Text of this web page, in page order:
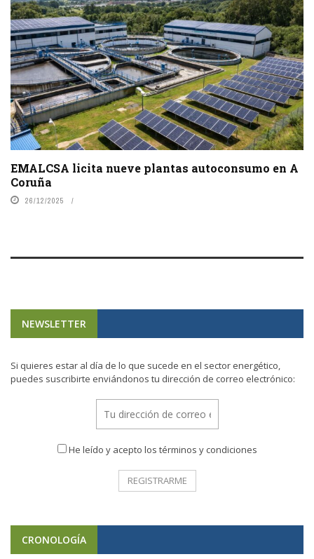
EMALCSA licita nueve plantas autoconsumo en A
Coruña
26/12/2025
NEWSLETTER
Si quieres estar al día de lo que sucede en el sector energético,
puedes suscribirte enviándonos tu dirección de correo electrónico:
He leído y acepto los términos y condiciones
CRONOLOGÍA